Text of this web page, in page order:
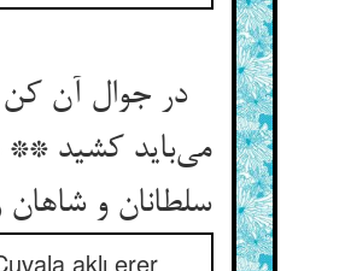
در جوال آن
می‌باید کشید
سلطانان و
aklı erer